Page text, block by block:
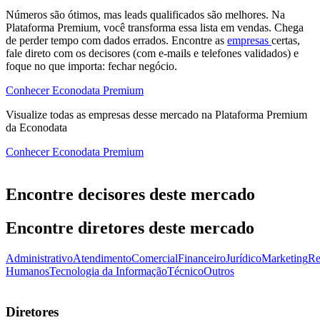
Números são ótimos, mas leads qualificados são melhores. Na
Plataforma Premium, você transforma essa lista em vendas. Chega
de perder tempo com dados errados. Encontre as empresas certas,
fale direto com os decisores (com e-mails e telefones validados) e
foque no que importa: fechar negócio.
Conhecer Econodata Premium
Visualize todas as empresas desse mercado na Plataforma Premium
da Econodata
Conhecer Econodata Premium
Encontre decisores deste mercado
Encontre diretores deste mercado
AdministrativoAtendimentoComercialFinanceiroJurídicoMarketing
HumanosTecnologia da InformaçãoTécnicoOutros
Diretores